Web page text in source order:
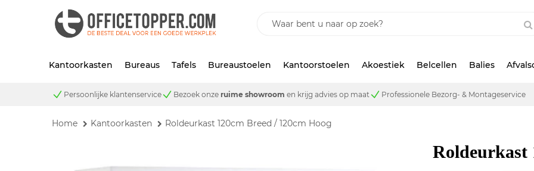
Kantoorkasten Bureaus Tafels Bureaustoelen Kantoorstoelen Akoestiek Belcellen Balies
Persoonlijke klantenservice Bezoek onze ruime showroom en krijg advies op maat Professionele Bezorg- & Montageservice
Home Kantoorkasten Roldeurkast 120cm Breed / 120cm Hoog
Roldeurkast